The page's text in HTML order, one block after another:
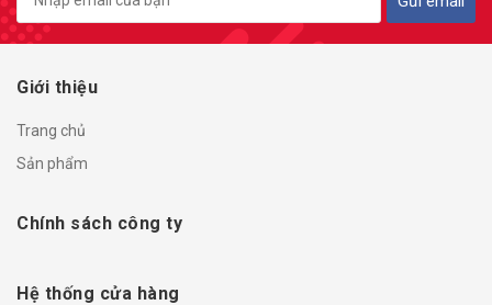
Giới thiệu
Trang chủ
Sản phẩm
Chính sách công ty
Hệ thống cửa hàng